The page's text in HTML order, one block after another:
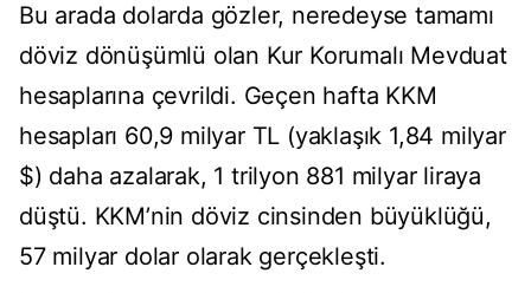
Bu arada dolarda gözler, neredeyse tamamı
döviz dönüşümlü olan Kur Korumalı Mevduat
hesaplarına çevrildi. Geçen hafta KKM
hesapları 60,9 milyar TL (yaklaşık 1,84 milyar
$) daha azalarak, 1 trilyon 881 milyar liraya
düştü. KKM’nin döviz cinsinden büyüklüğü,
57 milyar dolar olarak gerçekleşti.